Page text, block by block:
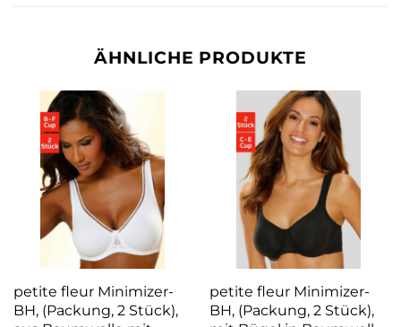
ÄHNLICHE PRODUKTE
petite fleur Minimizer-
BH, (Packung, 2 Stück),
petite fleur Minimizer-
BH, (Packung, 2 Stück),